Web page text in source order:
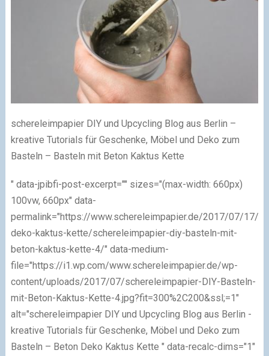
schereleimpapier DIY und Upcycling Blog aus Berlin –
kreative Tutorials für Geschenke, Möbel und Deko zum
Basteln – Basteln mit Beton Kaktus Kette
" data-jpibfi-post-excerpt="" sizes="(max-width: 660px)
100vw, 660px" data-
permalink="https://www.schereleimpapier.de/2017/07/17/
deko-kaktus-kette/schereleimpapier-diy-basteln-mit-
beton-kaktus-kette-4/" data-medium-
file="https://i1.wp.com/www.schereleimpapier.de/wp-
content/uploads/2017/07/schereleimpapier-DIY-Basteln-
mit-Beton-Kaktus-Kette-4.jpg?fit=300%2C200&ssl;=1"
alt="schereleimpapier DIY und Upcycling Blog aus Berlin -
kreative Tutorials für Geschenke, Möbel und Deko zum
Basteln – Beton Deko Kaktus Kette " data-recalc-dims="1"